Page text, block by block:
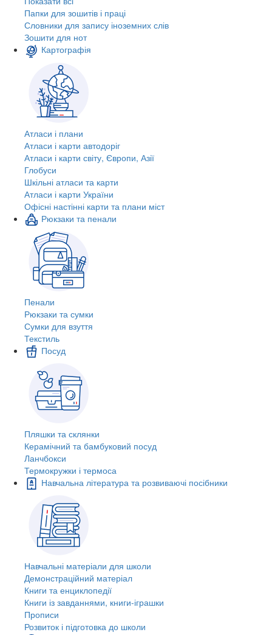
Папки для зошитів і праці
Словники для запису іноземних слів
Зошити для нот
Картографія
Атласи і плани
Атласи і карти автодоріг
Атласи і карти світу, Європи, Азії
Глобуси
Шкільні атласи та карти
Атласи і карти України
Офісні настінні карти та плани міст
Рюкзаки та пенали
Пенали
Рюкзаки та сумки
Сумки для взуття
Текстиль
Посуд
Пляшки та склянки
Керамічний та бамбуковий посуд
Ланчбокси
Термокружки і термоса
Навчальна література та розвиваючі посібники
Навчальні матеріали для школи
Демонстраційний матеріал
Книги та енциклопедії
Книги із завданнями, книги-іграшки
Прописи
Розвиток і підготовка до школи